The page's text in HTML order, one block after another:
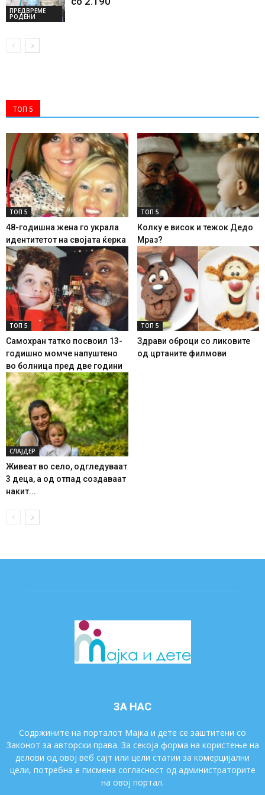
ПРЕДВРЕМЕ
РОДЕНИ
ТОП 5
ТОП 5
48-годишна жена го украла
идентитетот на својата ќерка
ТОП 5
Колку е висок и тежок Дедо
Мраз?
ТОП 5
Самохран татко посвоил 13-
годишно момче напуштено
во болница пред две години
ТОП 5
Здрави оброци со ликовите
од цртаните филмови
СЛАЈДЕР
Живеат во село, одгледуваат
3 деца, а од отпад создаваат
накит...
ЗА НАС
Содржините на порталот Мајка и дете се заштитени со
Законот за авторски права. За секоја форма на користење на
делови од овој веб сајт или цели статии за комерцијални
цели, потребна е писмена согласност од администраторите
на овој портал.